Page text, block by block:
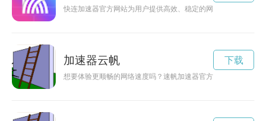
快连加速器官方网站为用户提供高效、稳定的网络加速服务，
加速器云帆
想要体验更顺畅的网络速度吗？速帆加速器官方网站为您提供
下载